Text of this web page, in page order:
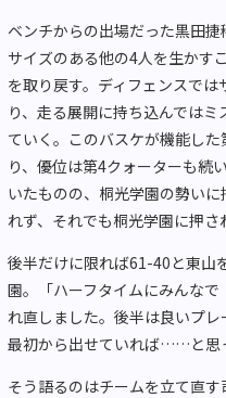
ベンチからの出場だった黒田捷
サイズのある他の4人を生かす
を取り戻す。ディフェンスで
り、走る展開に持ち込んでは
ていく。このバスケが機能し
り、優位は第4クォーターも続
いたものの、桐光学園の勢い
れず、それでも桐光学園に押さ
後半だけに限れば61-40と東山
園。「ハーフタイムにみんな
れ直しました。後半は良いプ
最初から出せていれば……と思
そう語るのはチームを立て直